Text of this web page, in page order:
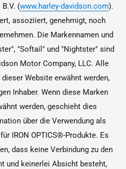
(www.harley-davidson.com).
assoziiert, genehmigt, noch
Die Markennamen und
"Softail" und "Nightster" sind
Motor Company, LLC. Alle
Website erwähnt werden,
Inhaber. Wenn diese Marken
werden, geschieht dies
über die Verwendung als
IRON OPTICS®-Produkte. Es
dass keine Verbindung zu den
und keinerlei Absicht besteht,